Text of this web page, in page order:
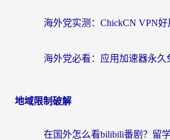
地域限制破解